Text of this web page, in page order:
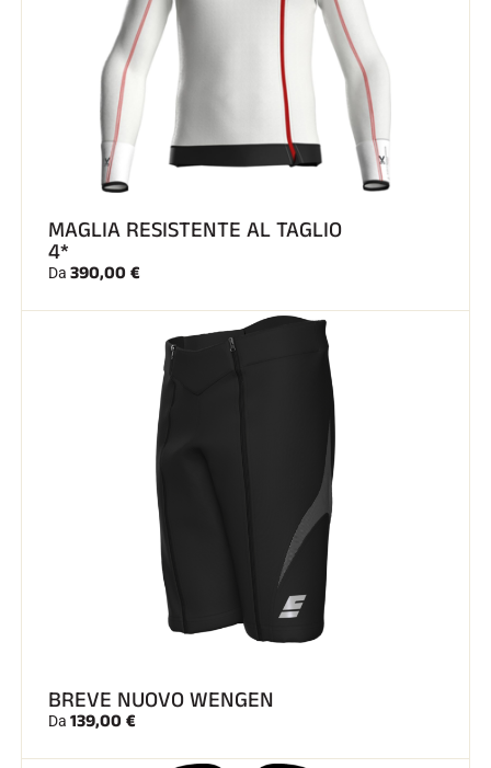
SCI SU TUTTI I TERRENI
MAGLIA RESISTENTE AL TAGLIO
4*
Da 390,00 €
BREVE NUOVO WENGEN
Da 139,00 €